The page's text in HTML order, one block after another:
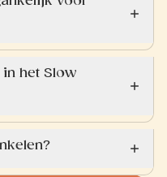
het Slow